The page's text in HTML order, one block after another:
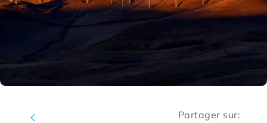
Partager sur: